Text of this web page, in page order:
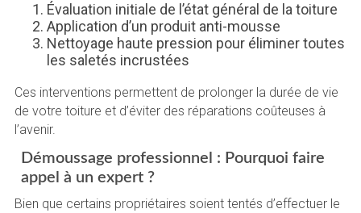
Évaluation initiale de l’état général de la toiture
Application d’un produit anti-mousse
Nettoyage haute pression pour éliminer toutes
les saletés incrustées
Ces interventions permettent de prolonger la durée de vie
de votre toiture et d’éviter des réparations coûteuses à
l’avenir.
Démoussage professionnel : Pourquoi faire
appel à un expert ?
Bien que certains propriétaires soient tentés d’effectuer le